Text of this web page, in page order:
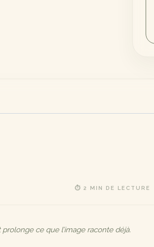
⏱ 2 MIN DE LECTURE
ce que l’image raconte déjà.